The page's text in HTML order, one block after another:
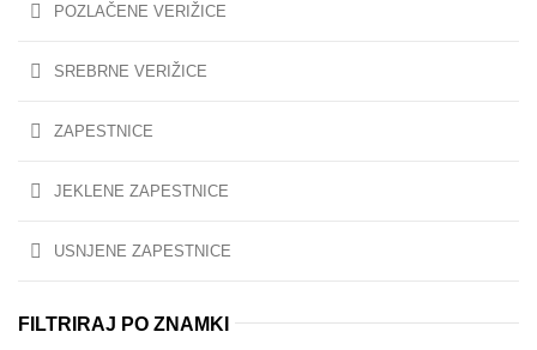
POZLAČENE VERIŽICE
SREBRNE VERIŽICE
ZAPESTNICE
JEKLENE ZAPESTNICE
USNJENE ZAPESTNICE
FILTRIRAJ PO ZNAMKI